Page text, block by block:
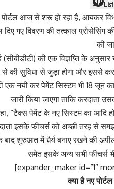
आज से शरू हो रहा है, आयकर
दिए गए विवरण की तत्काल
की
(सीबीडीटी) की एक विज्ञप्ति के अनुसार
से की सुविधा से जुड़ा होगा और इससे
एक नयी कर पेमेंट सिस्टम भी 18 जून
जारी किया जाएगा ताकि करदाता
“टैक्स पेमेंट के नए सिस्टम का
इसके फीचर्स को अच्छी तरह से
के बाद शुरुआत में धैर्य बनाए रखने की
समेत इसके अन्य सभी फीचर्स
[expander_maker id=”1″
क्या है नए